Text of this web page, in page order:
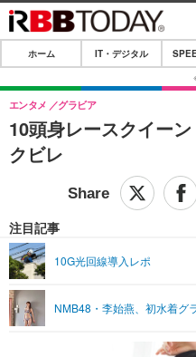
ホーム
IT・デジタル
IT・デジタルTOP
ショッピング
SPEED TEST
エンタメTOP
グラビア
ライフTOP
リリース一覧
プッシュ通知の停止方法
ホーム IT・デジタル
10頭身レースクイー
クビレ
エンタメ グラビア
注目記事
10G光回線導入レポ
NMB48・李始燕、初水着グ